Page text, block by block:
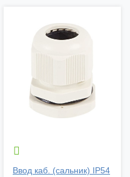

Ввод каб. (сальник) IP54